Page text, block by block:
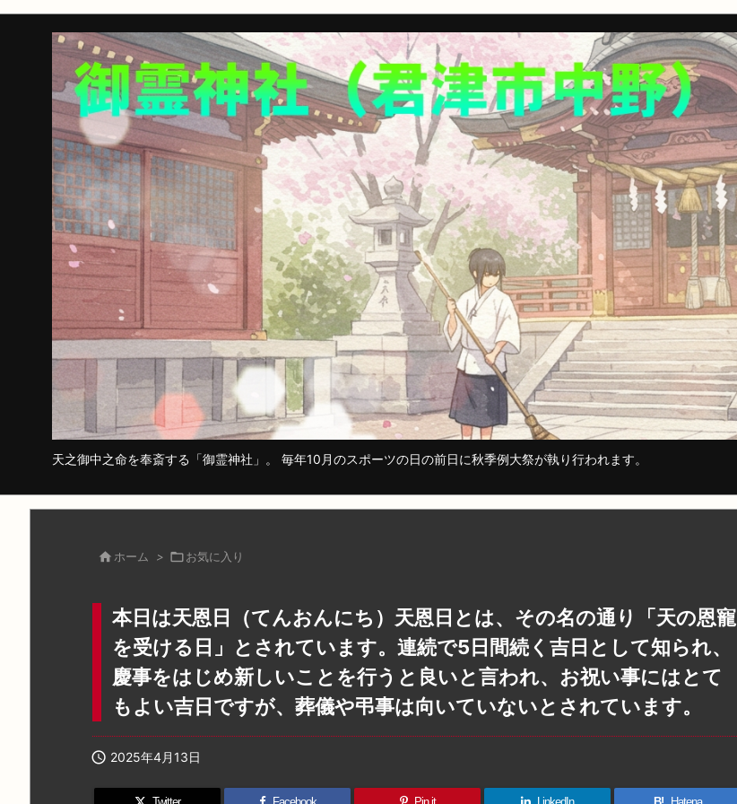
天之御中之命を奉斎する「御霊神社」。 毎年10月のスポーツの日の前日に秋季例大祭が執り行われます。
 ホーム > お気に入り
本日は天恩日（てんおんにち）天恩日とは、その名の通り「天の恩寵
を受ける日」とされています。連続で5日間続く吉日として知られ、
慶事をはじめ新しいことを行うと良いと言われ、お祝い事にはとて
もよい吉日ですが、葬儀や弔事は向いていないとされています。
 2025年4月13日